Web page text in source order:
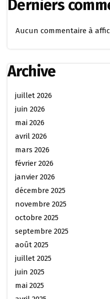
Derniers
Aucun commentaire à
Archive
juillet 2026
juin 2026
mai 2026
avril 2026
mars 2026
février 2026
janvier 2026
décembre 2025
novembre 2025
octobre 2025
septembre 2025
août 2025
juillet 2025
juin 2025
mai 2025